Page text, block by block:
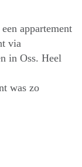
appartement
via
in Oss. Heel
was zo